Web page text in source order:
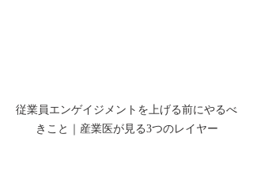
従業員エンゲイジメントを上げる前にやるべ
きこと｜産業医が見る3つのレイヤー